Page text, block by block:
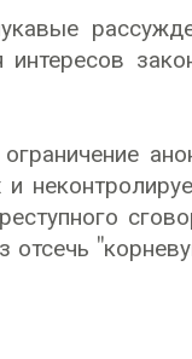
интересов
отсечь